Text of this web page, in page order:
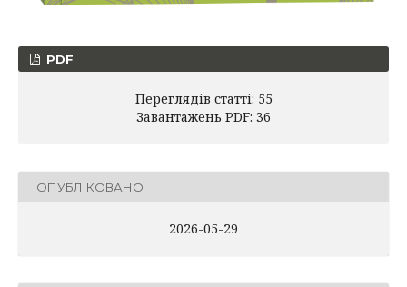
PDF
Переглядів статті: 55
Завантажень PDF: 36
ОПУБЛІКОВАНО
2026-05-29